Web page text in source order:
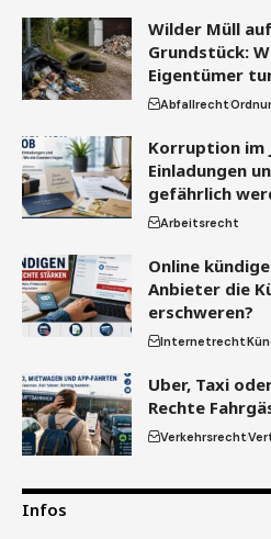
Wilder Müll
Grundstück:
Eigentümer
Abfallrecht
Korruption im
Einladungen
gefährlich
Arbeitsrecht
Online
Anbieter die
erschweren?
Internetrecht
Uber, Taxi
Rechte
Verkehrsrecht
Infos